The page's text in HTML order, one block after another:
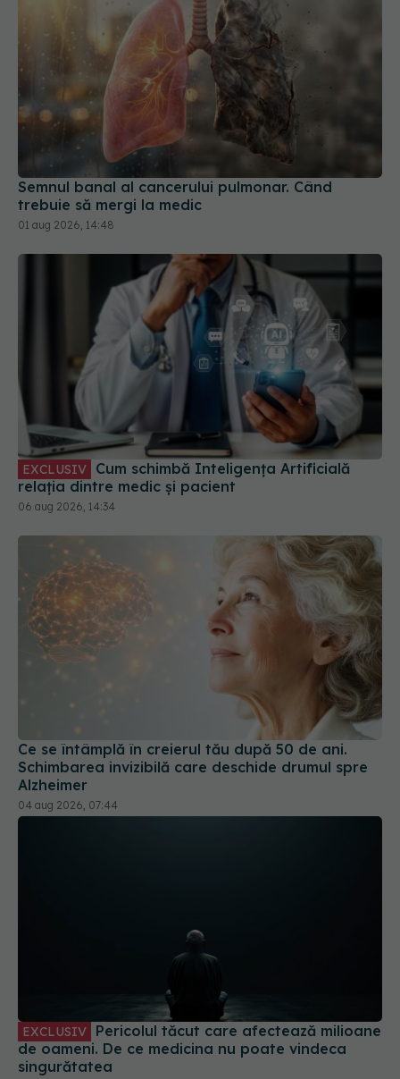
Semnul banal al cancerului pulmonar. Când
trebuie să mergi la medic
01 aug 2026, 14:48
EXCLUSIV
relația dintre medic și pacient
06 aug 2026, 14:34
Ce se întâmplă în creierul tău după 50 de ani.
Schimbarea invizibilă care deschide drumul spre
Alzheimer
04 aug 2026, 07:44
de oameni. De ce medicina nu poate vindeca
singurătatea
31 iul 2026, 21:20